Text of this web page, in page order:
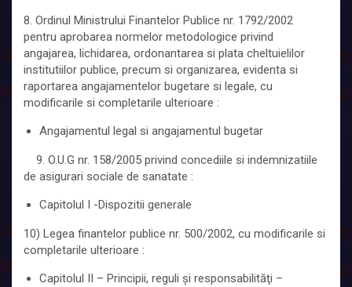
8. Ordinul Ministrului Finantelor Publice nr. 1792/2002
pentru aprobarea normelor metodologice privind
angajarea, lichidarea, ordonantarea si plata cheltuielilor
institutiilor publice, precum si organizarea, evidenta si
raportarea angajamentelor bugetare si legale, cu
modificarile si completarile ulterioare :
Angajamentul legal si angajamentul bugetar
9. O.U.G nr. 158/2005 privind concediile si indemnizatiile
de asigurari sociale de sanatate :
Capitolul I -Dispozitii generale
10) Legea finantelor publice nr. 500/2002, cu modificarile si
completarile ulterioare :
Capitolul II – Principii, reguli şi responsabilităţi –